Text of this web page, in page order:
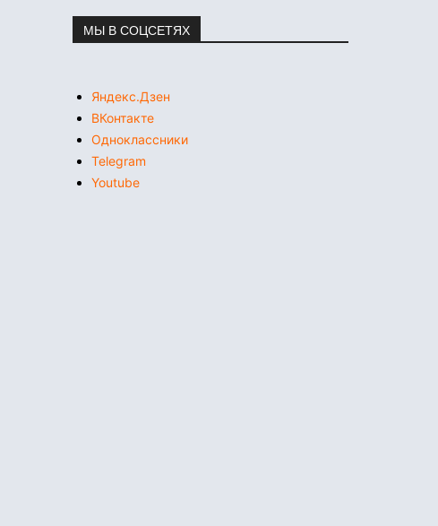
МЫ В СОЦСЕТЯХ
Яндекс.Дзен
ВКонтакте
Одноклассники
Telegram
Youtube